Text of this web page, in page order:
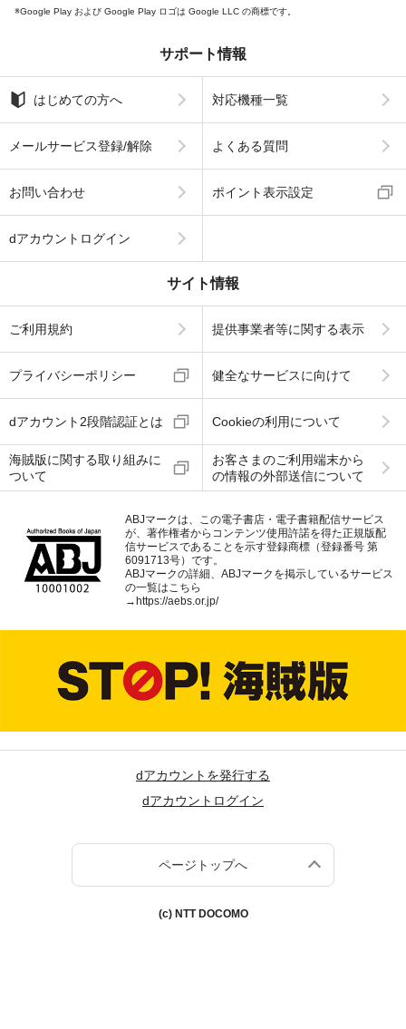
Google Play および Google Play ロゴは Google LLC の商標です。
サポート情報
はじめての方へ 対応機種一覧
メールサービス登録/解除 よくある質問
お問い合わせ ポイント表示設定
dアカウントログイン
サイト情報
ご利用規約 提供事業者等に関する表示
プライバシーポリシー 健全なサービスに向けて
dアカウント2段階認証とは Cookieの利用について
海賊版に関する取り組みに
ついて
お客さまのご利用端末から
の情報の外部送信について
ABJマークは、この電子書店・電子書籍配信サービス
が、著作権者からコンテンツ使用許諾を得た正規版配
信サービスであることを示す登録商標（登録番号 第
6091713号）です。
ABJマークの詳細、ABJマークを掲示しているサービス
の一覧はこちら
→ https://aebs.or.jp/
dアカウントを発行する
dアカウントログイン
ページトップへ
(c) NTT DOCOMO